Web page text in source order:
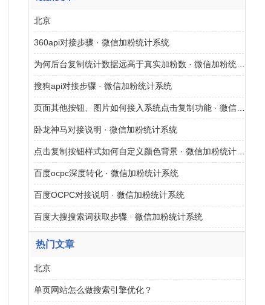
北京
360api对接步骤 · 微信加粉统计系统
为何后台复制统计数据远高于真实加粉数 · 微信加粉统计系统
搜狗api对接步骤 · 微信加粉统计系统
页面其他按钮、图片如何接入系统点击复制功能 · 微信加粉统计系统
卧龙神马对接说明 · 微信加粉统计系统
点击复制按钮样式如何自定义颜色背景 · 微信加粉统计系统
百度ocpc深度转化 · 微信加粉统计系统
百度OCPC对接说明 · 微信加粉统计系统
百度大搜搜索词获取步骤 · 微信加粉统计系统
热门文章
北京
单页网站怎么做搜索引擎优化？